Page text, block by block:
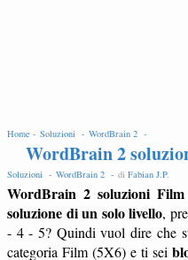
Home - Soluzioni - WordBrain 2 -
WordBrain 2
Soluzioni - WordBrain 2 - di Fabian J.P.
WordBrain 2 soluzioni
soluzione di un solo livello,
- 4 - 5? Quindi vuol dire che
categoria Film (5X6) e ti sei